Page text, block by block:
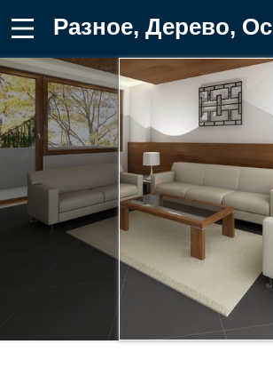
Разное, Дерево, Освещение, Гостиная Картинка для телефона